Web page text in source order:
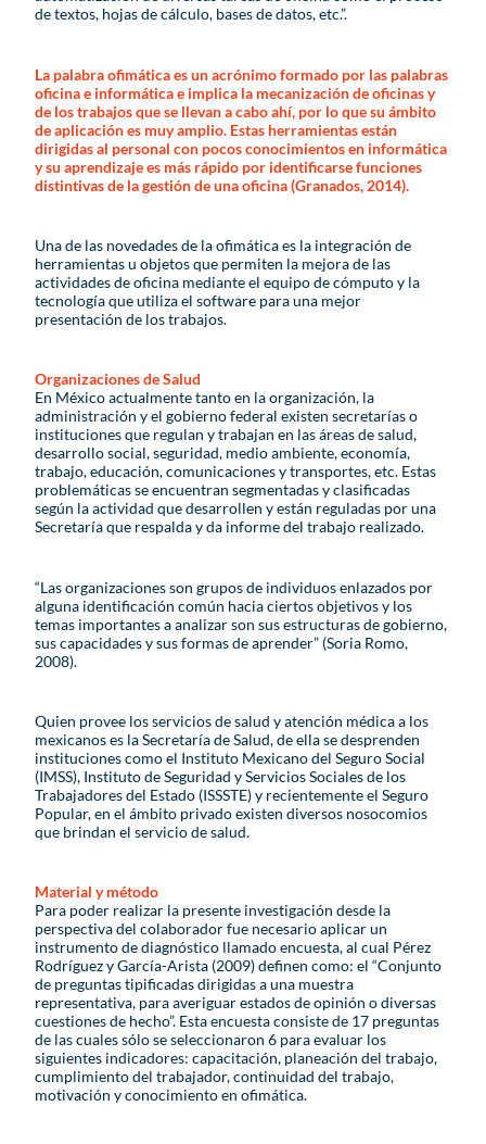
de textos, hojas de cálculo, bases de datos, etc.”.
La palabra ofimática es un acrónimo formado por las palabras
oficina e informática e implica la mecanización de oficinas y
de los trabajos que se llevan a cabo ahí, por lo que su ámbito
de aplicación es muy amplio. Estas herramientas están
dirigidas al personal con pocos conocimientos en informática
y su aprendizaje es más rápido por identificarse funciones
distintivas de la gestión de una oficina (Granados, 2014).
Una de las novedades de la ofimática es la integración de
herramientas u objetos que permiten la mejora de las
actividades de oficina mediante el equipo de cómputo y la
tecnología que utiliza el software para una mejor
presentación de los trabajos.
Organizaciones de Salud
En México actualmente tanto en la organización, la
administración y el gobierno federal existen secretarías o
instituciones que regulan y trabajan en las áreas de salud,
desarrollo social, seguridad, medio ambiente, economía,
trabajo, educación, comunicaciones y transportes, etc. Estas
problemáticas se encuentran segmentadas y clasificadas
según la actividad que desarrollen y están reguladas por una
Secretaría que respalda y da informe del trabajo realizado.
“Las organizaciones son grupos de individuos enlazados por
alguna identificación común hacia ciertos objetivos y los
temas importantes a analizar son sus estructuras de gobierno,
sus capacidades y sus formas de aprender” (Soria Romo,
2008).
Quien provee los servicios de salud y atención médica a los
mexicanos es la Secretaría de Salud, de ella se desprenden
instituciones como el Instituto Mexicano del Seguro Social
(IMSS), Instituto de Seguridad y Servicios Sociales de los
Trabajadores del Estado (ISSSTE) y recientemente el Seguro
Popular, en el ámbito privado existen diversos nosocomios
que brindan el servicio de salud.
Material y método
Para poder realizar la presente investigación desde la
perspectiva del colaborador fue necesario aplicar un
instrumento de diagnóstico llamado encuesta, al cual Pérez
Rodríguez y García-Arista (2009) definen como: el “Conjunto
de preguntas tipificadas dirigidas a una muestra
representativa, para averiguar estados de opinión o diversas
cuestiones de hecho”. Esta encuesta consiste de 17 preguntas
de las cuales sólo se seleccionaron 6 para evaluar los
siguientes indicadores: capacitación, planeación del trabajo,
cumplimiento del trabajador, continuidad del trabajo,
motivación y conocimiento en ofimática.